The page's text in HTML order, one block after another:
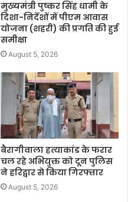
मुख्यमंत्री पुष्कर सिंह धामी के
दिशा-निर्देशों में पीएम आवास
योजना (शहरी) की प्रगति की हुई
समीक्षा
August 5, 2026
बैरागीवाला हत्याकांड के फरार
चल रहे अभियुक्त को दून पुलिस
ने हरिद्वार से किया गिरफ्तार
August 5, 2026